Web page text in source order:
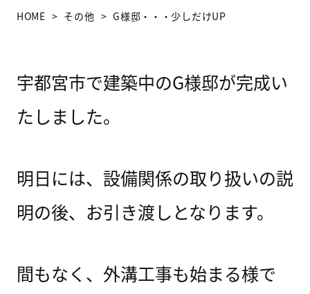
HOME その他 G様邸・・・少しだけUP
宇都宮市で建築中のG様邸が完成い
たしました。
明日には、設備関係の取り扱いの説
明の後、お引き渡しとなります。
間もなく、外溝工事も始まる様で